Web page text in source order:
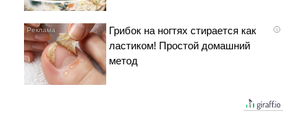
i
Грибок на ногтях стирается как
ластиком! Простой домашний
метод